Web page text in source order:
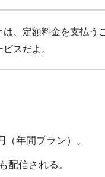
、定額料金を支払う
スだよ。
年間プラン）。
信される。